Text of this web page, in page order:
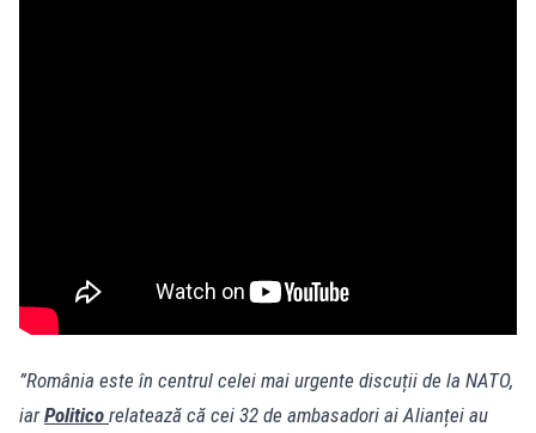
”România este în centrul celei mai urgente discuții de la NATO,
iarPolitico relatează că cei 32 de ambasadori ai Alianței au